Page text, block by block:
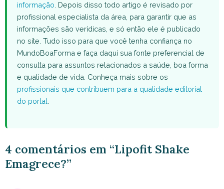
informação . Depois disso todo artigo é revisado por
profissional especialista da área, para garantir que as
informações são verídicas, e só então ele é publicado
no site. Tudo isso para que você tenha confiança no
MundoBoaForma e faça daqui sua fonte preferencial de
consulta para assuntos relacionados a saúde, boa forma
e qualidade de vida. Conheça mais sobre os
profissionais que contribuem para a qualidade editorial
do portal
4 comentários em “Lipofit Shake
Emagrece?”